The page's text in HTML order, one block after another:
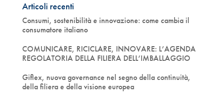
Articoli recenti
Consumi, sostenibilità e innovazione: come cambia il
consumatore italiano
COMUNICARE, RICICLARE, INNOVARE: L’AGENDA
REGOLATORIA DELLA FILIERA DELL’IMBALLAGGIO
Giflex, nuova governance nel segno della continuità,
della filiera e della visione europea